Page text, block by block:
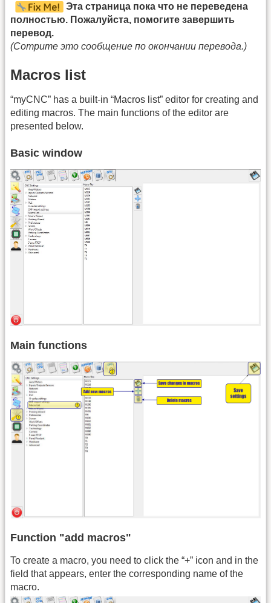
Эта страница пока что не переведена
полностью. Пожалуйста, помогите завершить
перевод.
(Сотрите это сообщение по окончании перевода.)
Macros list
“myCNC” has a built-in “Macros list” editor for creating and
editing macros. The main functions of the editor are
presented below.
Basic window
Main functions
Function "add macros"
To create a macro, you need to click the “+” icon and in the
field that appears, enter the corresponding name of the
macro.